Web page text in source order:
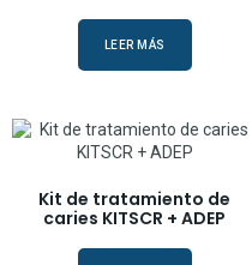
LEER MÁS
Kit de tratamiento de
caries KITSCR + ADEP